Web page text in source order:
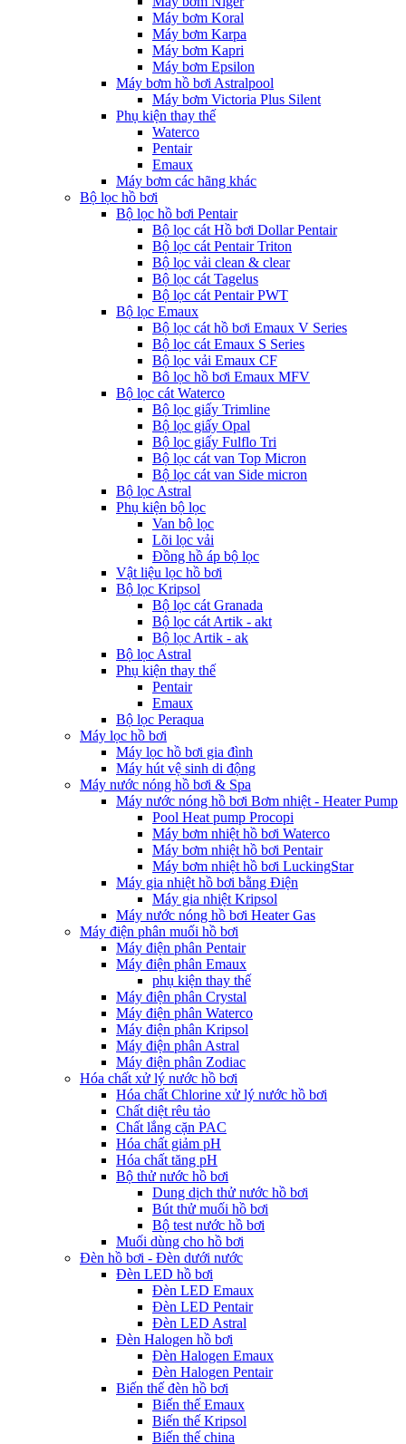
Máy bơm Koral
Máy bơm Karpa
Máy bơm Kapri
Máy bơm Epsilon
Máy bơm hồ bơi Astralpool
Máy bơm Victoria Plus Silent
Phụ kiện thay thế
Waterco
Pentair
Emaux
Máy bơm các hãng khác
Bộ lọc hồ bơi
Bộ lọc hồ bơi Pentair
Bộ lọc cát Hồ bơi Dollar Pentair
Bộ lọc cát Pentair Triton
Bộ lọc vải clean & clear
Bộ lọc cát Tagelus
Bộ lọc cát Pentair PWT
Bộ lọc Emaux
Bộ lọc cát hồ bơi Emaux V Series
Bộ lọc cát Emaux S Series
Bộ lọc vải Emaux CF
Bô lọc hồ bơi Emaux MFV
Bộ lọc cát Waterco
Bộ lọc giấy Trimline
Bộ lọc giấy Opal
Bộ lọc giấy Fulflo Tri
Bộ lọc cát van Top Micron
Bộ lọc cát van Side micron
Bộ lọc Astral
Phụ kiện bộ lọc
Van bộ lọc
Lõi lọc vải
Đồng hồ áp bộ lọc
Vật liệu lọc hồ bơi
Bộ lọc Kripsol
Bộ lọc cát Granada
Bộ lọc cát Artik - akt
Bộ lọc Artik - ak
Bộ lọc Astral
Phụ kiện thay thế
Pentair
Emaux
Bộ lọc Peraqua
Máy lọc hồ bơi
Máy lọc hồ bơi gia đình
Máy hút vệ sinh di động
Máy nước nóng hồ bơi & Spa
Máy nước nóng hồ bơi Bơm nhiệt - Heater Pump
Pool Heat pump Procopi
Máy bơm nhiệt hồ bơi Waterco
Máy bơm nhiệt hồ bơi Pentair
Máy bơm nhiệt hồ bơi LuckingStar
Máy gia nhiệt hồ bơi bằng Điện
Máy gia nhiệt Kripsol
Máy nước nóng hồ bơi Heater Gas
Máy điện phân muối hồ bơi
Máy điện phân Pentair
Máy điện phân Emaux
phụ kiện thay thế
Máy điện phân Crystal
Máy điện phân Waterco
Máy điện phân Kripsol
Máy điện phân Astral
Máy điện phân Zodiac
Hóa chất xử lý nước hồ bơi
Hóa chất Chlorine xử lý nước hồ bơi
Chất diệt rêu tảo
Chất lắng cặn PAC
Hóa chất giảm pH
Hóa chất tăng pH
Bộ thử nước hồ bơi
Dung dịch thử nước hồ bơi
Bút thử muối hồ bơi
Bộ test nước hồ bơi
Muối dùng cho hồ bơi
Đèn hồ bơi - Đèn dưới nước
Đèn LED hồ bơi
Đèn LED Emaux
Đèn LED Pentair
Đèn LED Astral
Đèn Halogen hồ bơi
Đèn Halogen Emaux
Đèn Halogen Pentair
Biến thế đèn hồ bơi
Biến thế Emaux
Biến thế Kripsol
Biến thế china